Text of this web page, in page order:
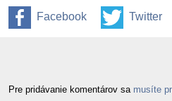
Facebook Twitter
Pre pridávanie komentárov sa musíte